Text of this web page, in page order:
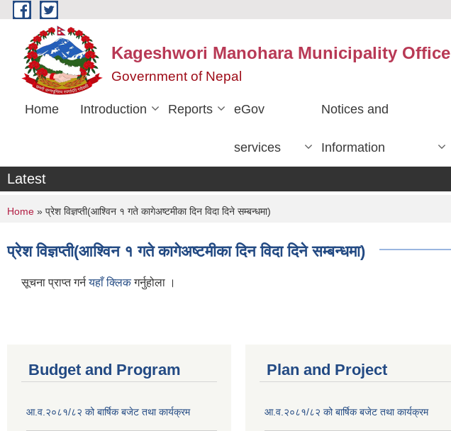
Skip to main content
Kageshwori Manohara Municipality Office
Government of Nepal
Home Introduction Reports eGov
services
Notices and
Information
Latest
You are here
Home » प्रेश विज्ञप्ती(आश्विन १ गते कागेअष्टमीका दिन विदा दिने सम्बन्धमा)
प्रेश विज्ञप्ती(आश्विन १ गते कागेअष्टमीका दिन विदा दिने सम्बन्धमा)
सूचना प्राप्त गर्नयहाँ क्लिकगर्नुहोला ।
Budget and Program
आ.व.२०८१/८२ को बार्षिक बजेट तथा कार्यक्रम
Plan and Project
आ.व.२०८१/८२ को बार्षिक बजेट तथा कार्यक्रम